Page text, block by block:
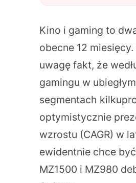
Kino i gaming to
obecne 12
uwagę fakt, że
gamingu w
segmentach
optymistycznie
wzrostu (CAGR) w
ewidentnie chce
MZ1500 i MZ980